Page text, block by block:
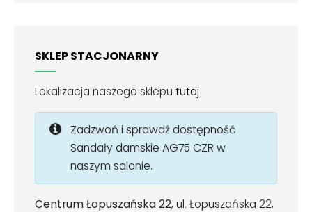
SKLEP STACJONARNY
Lokalizacja naszego sklepu tutaj
Zadzwoń i sprawdź dostępność
Sandały damskie AG75 CZR w
naszym salonie.
Centrum Łopuszańska 22, ul. Łopuszańska 22,